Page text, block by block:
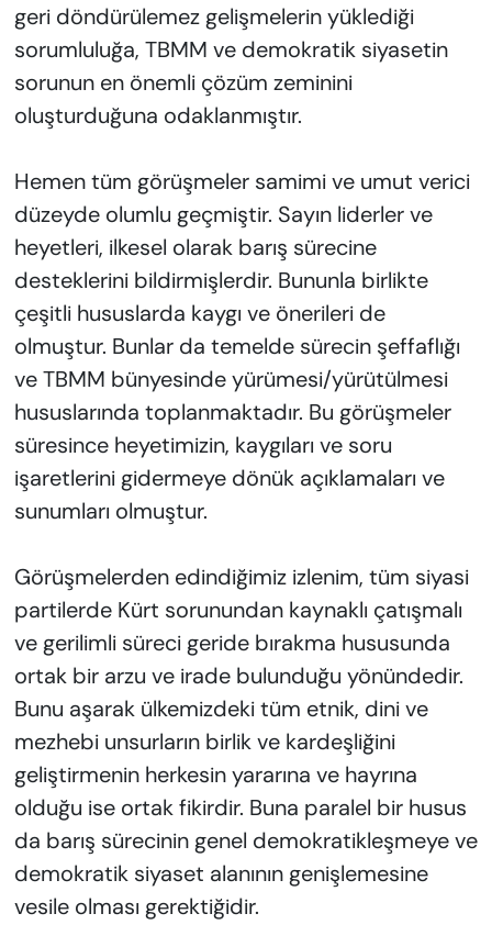
geri döndürülemez gelişmelerin yüklediği
sorumluluğa, TBMM ve demokratik siyasetin
sorunun en önemli çözüm zeminini
oluşturduğuna odaklanmıştır.
Hemen tüm görüşmeler samimi ve umut verici
düzeyde olumlu geçmiştir. Sayın liderler ve
heyetleri, ilkesel olarak barış sürecine
desteklerini bildirmişlerdir. Bununla birlikte
çeşitli hususlarda kaygı ve önerileri de
olmuştur. Bunlar da temelde sürecin şeffaflığı
ve TBMM bünyesinde yürümesi/yürütülmesi
hususlarında toplanmaktadır. Bu görüşmeler
süresince heyetimizin, kaygıları ve soru
işaretlerini gidermeye dönük açıklamaları ve
sunumları olmuştur.
Görüşmelerden edindiğimiz izlenim, tüm siyasi
partilerde Kürt sorunundan kaynaklı çatışmalı
ve gerilimli süreci geride bırakma hususunda
ortak bir arzu ve irade bulunduğu yönündedir.
Bunu aşarak ülkemizdeki tüm etnik, dini ve
mezhebi unsurların birlik ve kardeşliğini
geliştirmenin herkesin yararına ve hayrına
olduğu ise ortak fikirdir. Buna paralel bir husus
da barış sürecinin genel demokratikleşmeye ve
demokratik siyaset alanının genişlemesine
vesile olması gerektiğidir.